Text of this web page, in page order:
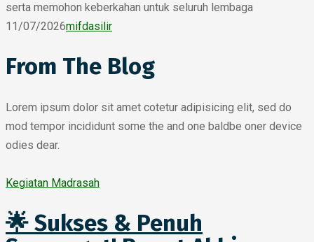
serta memohon keberkahan untuk seluruh lembaga
11/07/2026mifdasilir
From The Blog
Lorem ipsum dolor sit amet cotetur adipisicing elit, sed do
mod tempor incididunt some the and one baldbe oner device
odies dear.
Kegiatan Madrasah
🌟 Sukses & Penuh